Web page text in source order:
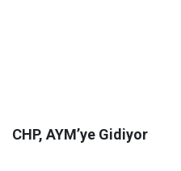
CHP, AYM’ye Gidiyor